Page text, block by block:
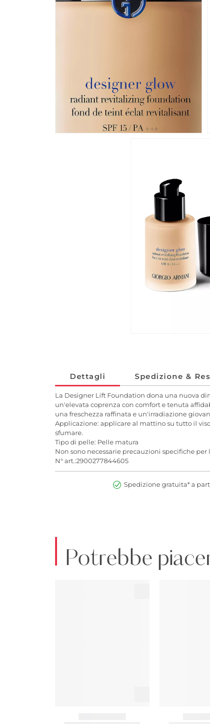
Dettagli Spedizione &
La Designer Lift Foundation dona una nuova
un'elevata coprenza con comfort e tenuta
una freschezza raffinata e un'irradiazione
Applicazione: applicare al mattino su tutto il
sfumare.
Tipo di pelle: Pelle matura
Non sono necessarie precauzioni specifiche
N° art.:2900277844605
Spedizione gratuita* a
Potrebbe